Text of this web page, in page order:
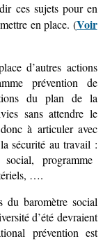
ces sujetspouren
en place. (Voir
d’autres actions
prévention de
du plan de la
sans attendre le
à articuler avec
sécurité au travail :
programme
….
du baromètre social
d’été devraient
prévention est